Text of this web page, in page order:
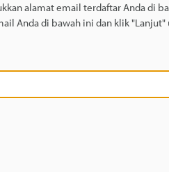
alamat email terdaftar Anda di
Anda di bawah ini dan klik